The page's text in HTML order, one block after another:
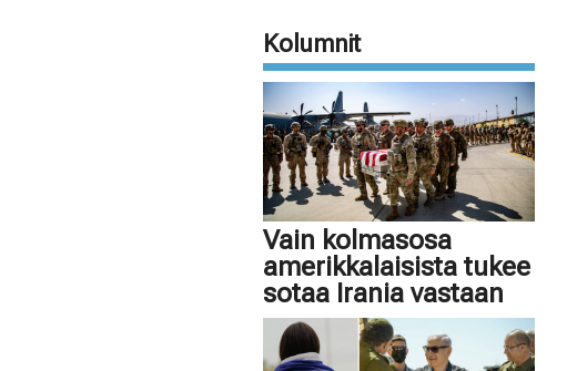
Kolumnit
Vain kolmasosa
amerikkalaisista tukee
sotaa Irania vastaan